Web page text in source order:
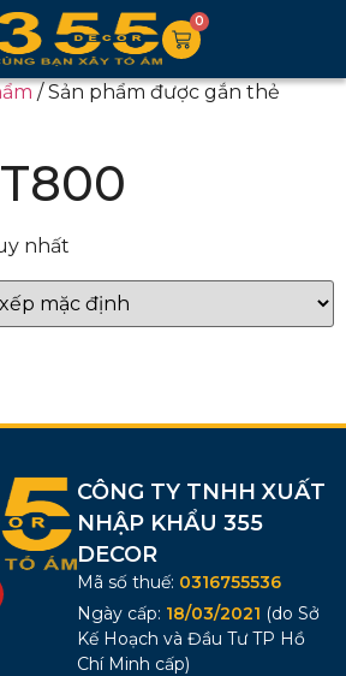
0
/ Sản phẩm được gắn thẻ
nhất
CÔNG TY TNHH XUẤT
NHẬP KHẨU 355
DECOR
Mã số thuế: 0316755536
Ngày cấp: 18/03/2021 (do Sở
Kế Hoạch và Đầu Tư TP Hồ
Chí Minh cấp)